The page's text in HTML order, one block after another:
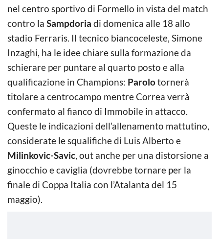
nel centro sportivo di Formello in vista del match
contro la Sampdoria di domenica alle 18 allo
stadio Ferraris. Il tecnico biancoceleste, Simone
Inzaghi, ha le idee chiare sulla formazione da
schierare per puntare al quarto posto e alla
qualificazione in Champions: Parolotornerà
titolare a centrocampo mentre Correa verrà
confermato al fianco di Immobile in attacco.
Queste le indicazioni dell’allenamento mattutino,
considerate le squalifiche di Luis Alberto e
Milinkovic-Savic, out anche per una distorsione a
ginocchio e caviglia (dovrebbe tornare per la
finale di Coppa Italia con l’Atalanta del 15
maggio).